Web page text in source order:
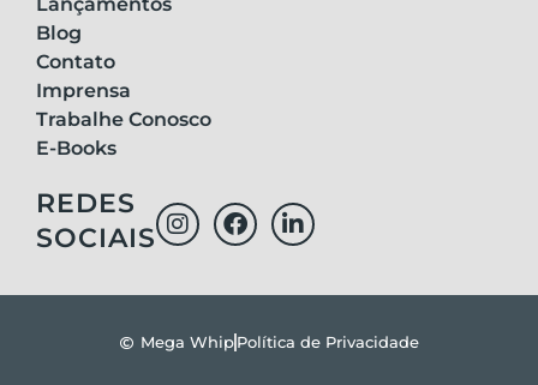
Blog
Contato
Imprensa
Trabalhe Conosco
E-Books
REDES
SOCIAIS
Mega WhipPolítica de Privacidade